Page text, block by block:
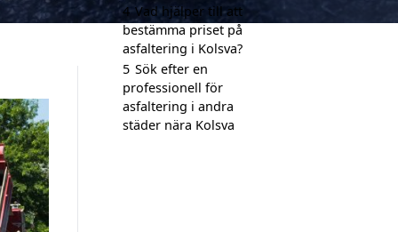
4 Vad hjälper till att
bestämma priset på
asfaltering i Kolsva?
5 Sök efter en
professionell för
asfaltering i andra
städer nära Kolsva